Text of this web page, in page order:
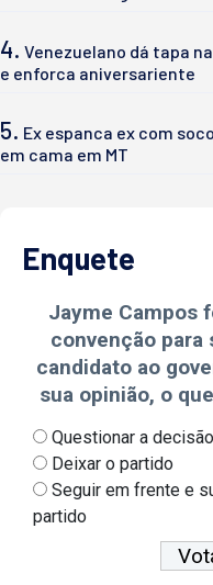
4. Venezuelano dá tapa
e enforca aniversariente
5. Ex espanca ex com
em cama em MT
Enquete
Jayme Campos
convenção para
candidato ao
sua opinião, o
Questionar a
Deixar o partido
Seguir em frente e
partido